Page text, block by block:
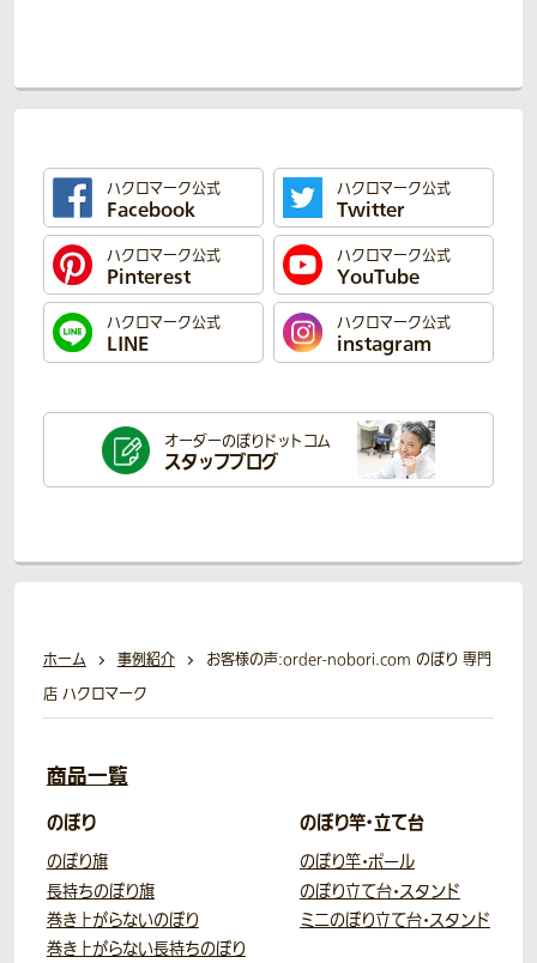
ハクロマーク公式
Facebook
ハクロマーク公式
Twitter
ハクロマーク公式
Pinterest
ハクロマーク公式
YouTube
ハクロマーク公式
LINE
ハクロマーク公式
instagram
オーダーのぼりドットコム
スタッフブログ
ホーム 事例紹介
お客様の声:order-nobori.com のぼり 専門
店 ハクロマーク
商品一覧
のぼり
のぼり旗
長持ちのぼり旗
巻き上がらないのぼり
巻き上がらない長持ちのぼり
のぼり竿・立て台
のぼり竿・ポール
のぼり立て台・スタンド
ミニのぼり立て台・スタンド